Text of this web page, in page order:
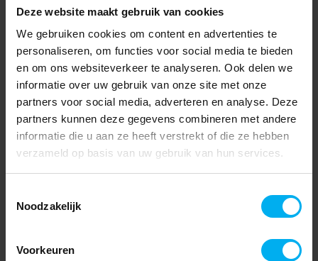
Deze website maakt gebruik van cookies
We gebruiken cookies om content en advertenties te
personaliseren, om functies voor social media te bieden
en om ons websiteverkeer te analyseren. Ook delen we
informatie over uw gebruik van onze site met onze
partners voor social media, adverteren en analyse. Deze
partners kunnen deze gegevens combineren met andere
informatie die u aan ze heeft verstrekt of die ze hebben
verzameld op basis van uw gebruik van hun services.
Noodzakelijk
Voorkeuren